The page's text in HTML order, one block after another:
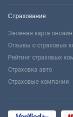
Страхование
Зеленая карта онлайн
Отзывы о страховых
Рейтинг страховых
Страховка авто
Страховые компании